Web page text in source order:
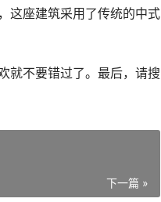
这座建筑采用了传统的中式
就不要错过了。最后，请搜
下一篇 »